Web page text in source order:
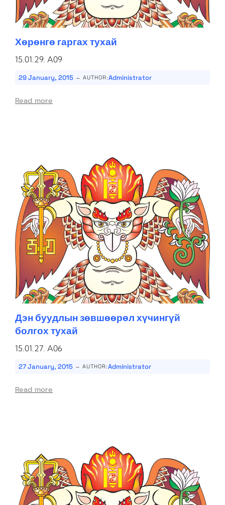
Хөрөнгө гаргах тухай
15.01.29. A09
29 January, 2015 - AUTHOR:Administrator
Read more
Дэн буудлын зөвшөөрөл хүчингүй
болгох тухай
15.01.27. A06
27 January, 2015 - AUTHOR:Administrator
Read more